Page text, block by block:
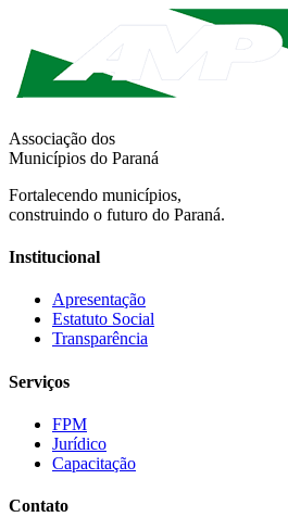
Associação dos
Municípios do Paraná
Fortalecendo municípios,
construindo o futuro do Paraná.
Institucional
Apresentação
Estatuto Social
Transparência
Serviços
FPM
Jurídico
Capacitação
Contato